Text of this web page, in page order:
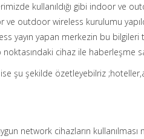
kullanıldığı gibi indoor ve
ve outdoor wireless kurulumu
yayın yapan merkezin bu
cihaz ile haberleşme
şu şekilde özetleyebilriz
network cihazların